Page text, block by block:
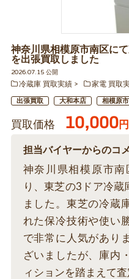
神奈川県相模原市南区に
を出張買取しました
2026.07.15 公開
冷蔵庫 買取実績
家電 買取
出張買取 大和本店 相模原
買取価格 10,000円
担当バイヤーからのコ
神奈川県相模原市南
り、東芝の3ドア冷蔵
ました。東芝の冷蔵
れた保冷技術や使い
で非常に人気があり
ざいましたが、庫内
ィションを踏まえて査